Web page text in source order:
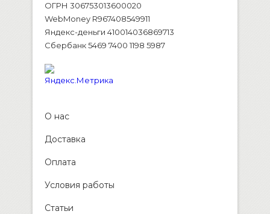
ОГРН 306753013600020
WebMoney R967408549911
Яндекс-деньги 410014036869713
Сбербанк 5469 7400 1198 5987
О нас
Доставка
Оплата
Условия работы
Статьи